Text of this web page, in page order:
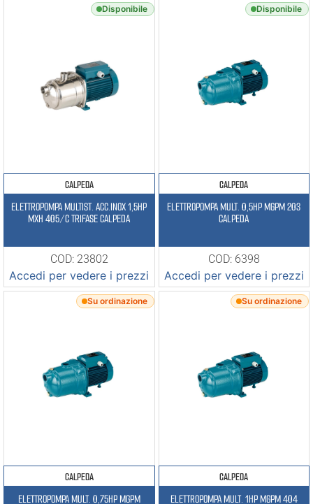
Disponibile
CALPEDA
ELETTROPOMPA MULTIST. ACC.INOX 1,5HP
MXH 405/C TRIFASE CALPEDA
COD: 23802
Accedi per vedere i prezzi
Disponibile
CALPEDA
ELETTROPOMPA MULT. 0,5HP MGPM 203
CALPEDA
COD: 6398
Accedi per vedere i prezzi
Su ordinazione
CALPEDA
ELETTROPOMPA MULT. 0,75HP MGPM
Su ordinazione
CALPEDA
ELETTROPOMPA MULT. 1HP MGPM 404